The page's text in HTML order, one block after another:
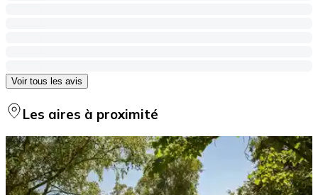
Voir tous les avis
Les aires à proximité